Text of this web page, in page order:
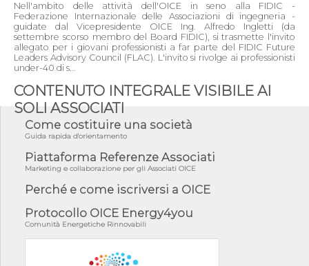
Nell'ambito delle attività dell'OICE in seno alla FIDIC -
Federazione Internazionale delle Associazioni di ingegneria -
guidate dal Vicepresidente OICE Ing. Alfredo Ingletti (da
settembre scorso membro del Board FIDIC), si trasmette l'invito
allegato per i giovani professionisti a far parte del FIDIC Future
Leaders Advisory Council (FLAC). L'invito si rivolge ai professionisti
under-40 di s...
CONTENUTO INTEGRALE VISIBILE AI
SOLI ASSOCIATI
Come costituire una società
Guida rapida d'orientamento
Piattaforma Referenze Associati
Marketing e collaborazione per gli Associati OICE
Perché e come iscriversi a OICE
Protocollo OICE Energy4you
Comunità Energetiche Rinnovabili